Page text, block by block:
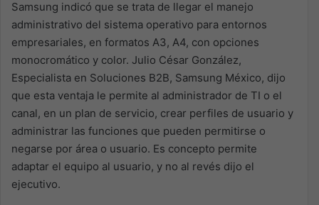
Samsung indicó que se trata de llegar el manejo
administrativo del sistema operativo para entornos
empresariales, en formatos A3, A4, con opciones
monocromático y color. Julio César González,
Especialista en Soluciones B2B, Samsung México, dijo
que esta ventaja le permite al administrador de TI o el
canal, en un plan de servicio, crear perfiles de usuario y
administrar las funciones que pueden permitirse o
negarse por área o usuario. Es concepto permite
adaptar el equipo al usuario, y no al revés dijo el
ejecutivo.